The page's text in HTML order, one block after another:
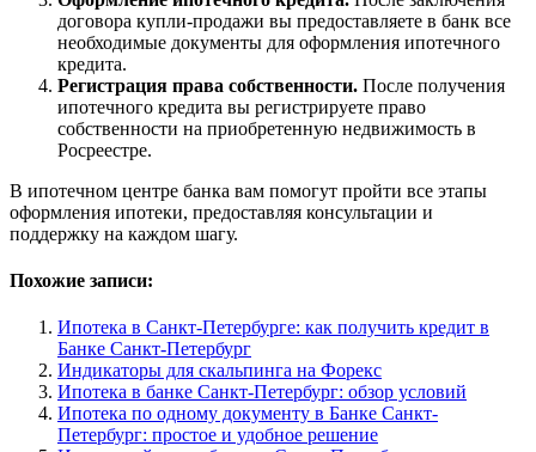
договора купли-продажи вы предоставляете в банк все
необходимые документы для оформления ипотечного
кредита.
Регистрация права собственности. После получения
ипотечного кредита вы регистрируете право
собственности на приобретенную недвижимость в
Росреестре.
В ипотечном центре банка вам помогут пройти все этапы
оформления ипотеки, предоставляя консультации и
поддержку на каждом шагу.
Похожие записи:
Ипотека в Санкт-Петербурге: как получить кредит в
Банке Санкт-Петербург
Индикаторы для скальпинга на Форекс
Ипотека в банке Санкт-Петербург: обзор условий
Ипотека по одному документу в Банке Санкт-
Петербург: простое и удобное решение